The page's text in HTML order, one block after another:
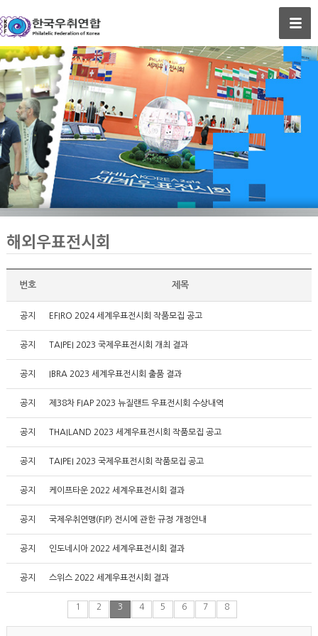
해외우표전시회
번호 제목
공지 EFIRO 2024 세계우표전시회 작품모집 공고
공지 TAIPEI 2023 국제우표전시회 개최 결과
공지 IBRA 2023 세계우표전시회 출품 결과
공지 제38차 FIAP 2023 뉴질랜드 우표전시회 수상내역
공지 THAILAND 2023 세계우표전시회 작품모집 공고
공지 TAIPEI 2023 국제우표전시회 작품모집 공고
공지 케이프타운 2022 세계우표전시회 결과
공지 국제우취연맹(FIP) 전시에 관한 규정 개정안내
공지 인도네시아 2022 세계우표전시회 결과
공지 스위스 2022 세계우표전시회 결과
1 2 3 4 5 6 7 8